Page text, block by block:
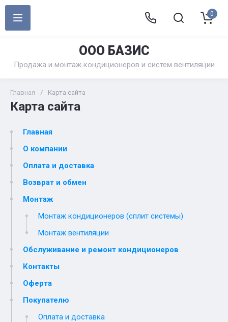
ООО БАЗИС
Продажа и монтаж кондиционеров и систем вентиляции
0
Главная / Карта сайта
Карта сайта
Главная
О компании
Оплата и доставка
Возврат и обмен
Монтаж
Монтаж кондиционеров (сплит системы)
Монтаж вентиляции
Обслуживание и ремонт кондиционеров
Контакты
Оферта
Покупателю
Оплата и доставка